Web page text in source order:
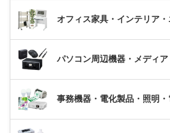
オフィス家具・インテリア
パソコン周辺機器・メディア
事務機器・電化製品・照明・